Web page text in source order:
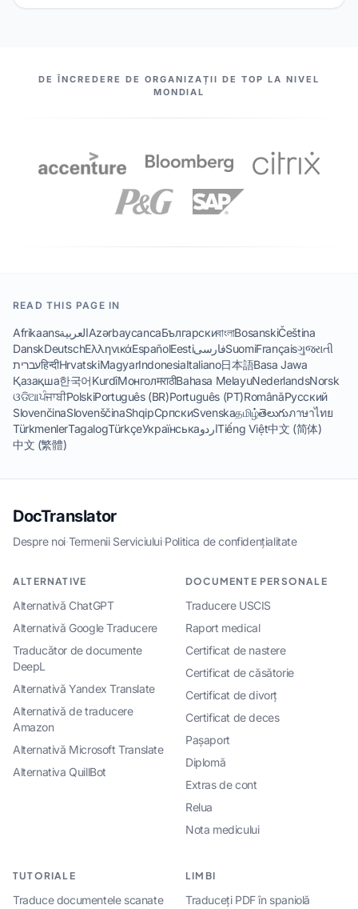
PARTENERII NOȘTRI
DE ÎNCREDERE DE ORGANIZAȚII DE TOP LA NIVEL
MONDIAL
READ THIS PAGE IN
AfrikaansالعربيةAzərbaycancaБългарскиবাংলাBosanskiČeština
DanskDeutschΕλληνικάEspañolEestiفارسیSuomiFrançaisગુજરાતી
עבריתहिन्दीHrvatskiMagyarIndonesiaItaliano日本語Basa Jawa
Қазақша한국어KurdîМонголमराठीBahasa MelayuNederlandsNorsk
ଓଡିଆਪੰਜਾਬੀPolskiPortuguês (BR)Português (PT)RomânăРусский
SlovenčinaSlovenščinaShqipСрпскиSvenskaதமிழ்తెలుగుภาษาไทย
TürkmenlerTagalogTürkçeУкраїнськаاردوTiếng Việt中文 (简体)
中文 (繁體)
DocTranslator
Despre noi·Termenii Serviciului·Politica de confidențialitate
ALTERNATIVE
Alternativă ChatGPT
Alternativă Google Traducere
Traducător de documente
DeepL
Alternativă Yandex Translate
Alternativă de traducere
Amazon
Alternativă Microsoft Translate
Alternativa QuillBot
DOCUMENTE PERSONALE
Traducere USCIS
Raport medical
Certificat de nastere
Certificat de căsătorie
Certificat de divorț
Certificat de deces
Pașaport
Diplomă
Extras de cont
Relua
Nota medicului
TUTORIALE
Traduce documentele scanate
LIMBI
Traduceți PDF în spaniolă